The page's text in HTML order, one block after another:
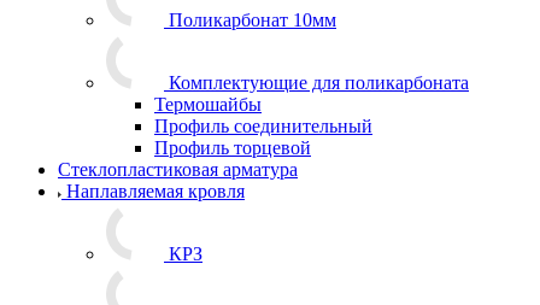
Поликарбонат 10мм
Комплектующие для поликарбоната
Термошайбы
Профиль соединительный
Профиль торцевой
Стеклопластиковая арматура
Наплавляемая кровля
КРЗ